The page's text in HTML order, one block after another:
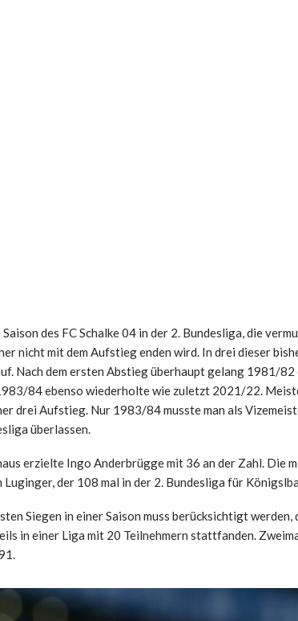
des FC Schalke 04 in der 2. Bundesliga, die
nicht mit dem Aufstieg enden wird. In drei dieser
Nach dem ersten Abstieg überhaupt gelang 1981/
84 ebenso wiederholte wie zuletzt 2021/22.
drei Aufstieg. Nur 1983/84 musste man als
überlassen.
erzielte Ingo Anderbrügge mit 36 an der Zahl. Die
der 108 mal in der 2. Bundesliga für
Siegen in einer Saison muss berücksichtigt
in einer Liga mit 20 Teilnehmern stattfanden.